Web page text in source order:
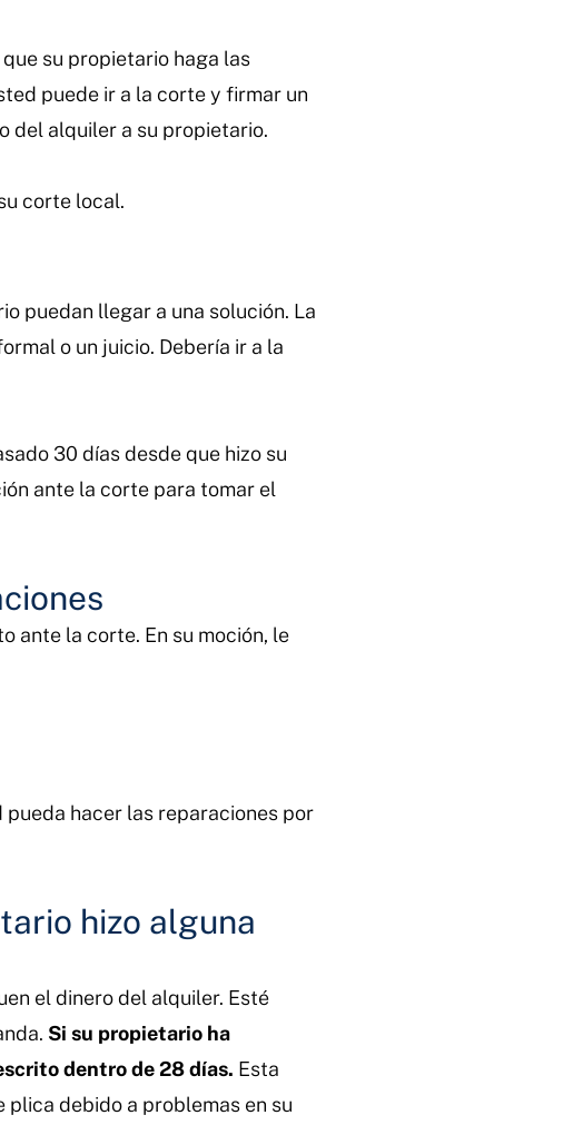
que su propietario haga las
puede ir a la corte y firmar un
del alquiler a su propietario.
corte local.
puedan llegar a una solución. La
o un juicio. Debería ir a la
30 días desde que hizo su
ante la corte para tomar el
ante la corte. En su moción, le
hacer las reparaciones por
hizo alguna
el dinero del alquiler. Esté
Si su propietario ha
dentro de 28 días. Esta
debido a problemas en su